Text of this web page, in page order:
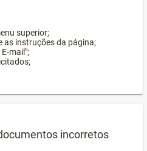
superior;
as instruções da página;
mail";
incorretos